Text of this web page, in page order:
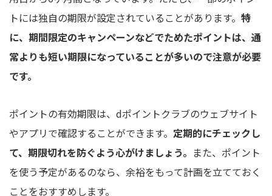
トには独自の期限が設定されていることがあります。 特
に、期間限定のキャンペーンなどでためたポイントは、通
常よりも短い期限になっていることが多いので注意が必要
です。
ポイントの有効期限は、dポイントクラブのウェブサイト
やアプリで確認することができます。 定期的にチェックし
て、期限切れを防ぐよう心がけましょう。 また、ポイント
を使う予定があるのなら、余裕をもって計画を立てておく
ことをおすすめします。